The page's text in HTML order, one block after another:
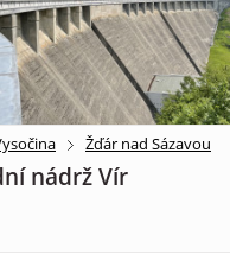
Žďár nad Sázavou
nádrž Vír